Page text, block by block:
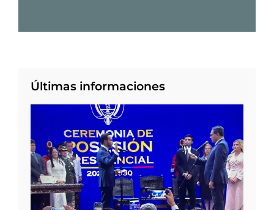
Últimas informaciones